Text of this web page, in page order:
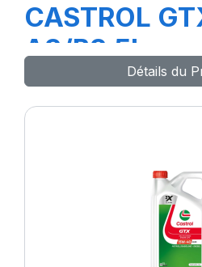
CASTROL
A3/B3 5L
Détails du